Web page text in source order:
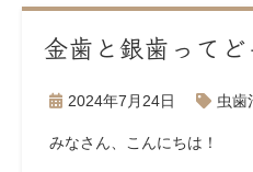
金歯と銀歯ってど
2024年7月24日 虫歯
みなさん、こんにちは！